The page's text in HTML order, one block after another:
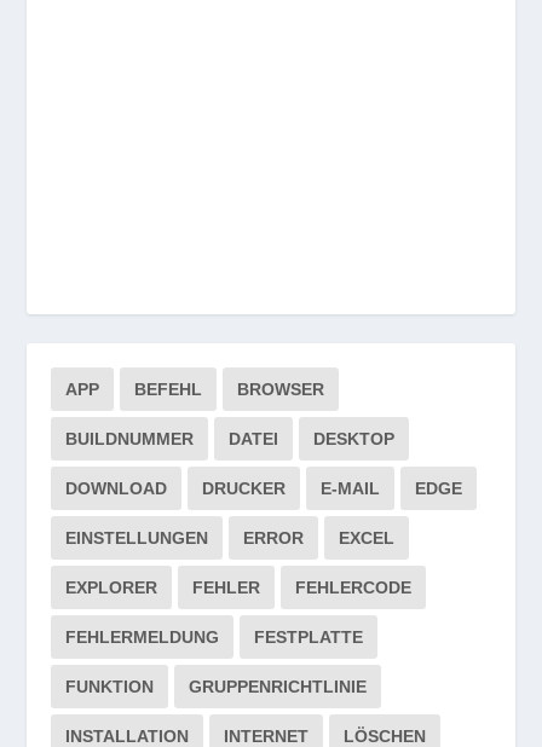
APP BEFEHL BROWSER
BUILDNUMMER DATEI DESKTOP
DOWNLOAD DRUCKER E-MAIL EDGE
EINSTELLUNGEN ERROR EXCEL
EXPLORER FEHLER FEHLERCODE
FEHLERMELDUNG FESTPLATTE
FUNKTION GRUPPENRICHTLINIE
INSTALLATION INTERNET LÖSCHEN